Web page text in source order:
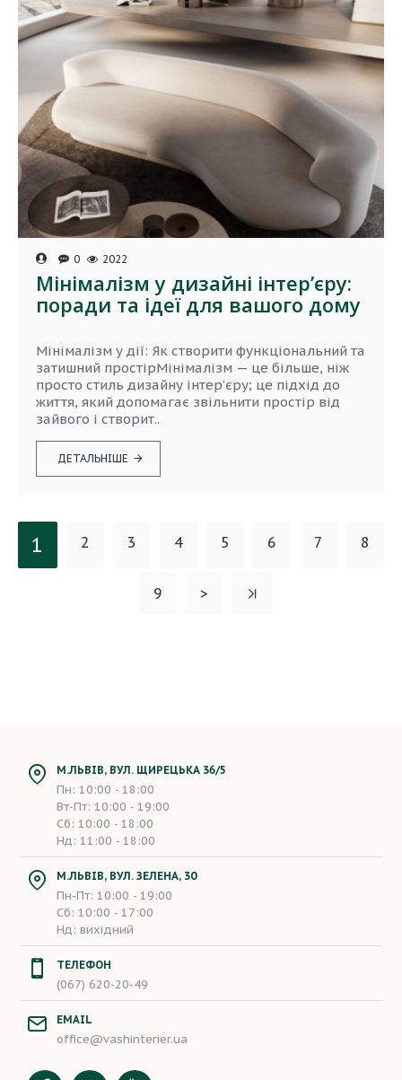
0 2022
Мінімалізм у дизайні інтер’єру:
поради та ідеї для вашого дому
Мінімалізм у дії: Як створити функціональний та
затишний простірМінімалізм — це більше, ніж
просто стиль дизайну інтер’єру; це підхід до
життя, який допомагає звільнити простір від
зайвого і створит..
ДЕТАЛЬНІШЕ
1 2 3 4 5 6 7 8
9 >
М.ЛЬВІВ, ВУЛ. ЩИРЕЦЬКА 36/5
Пн: 10:00 - 18:00
Вт-Пт: 10:00 - 19:00
Сб: 10:00 - 18:00
Нд: 11:00 - 18:00
М.ЛЬВІВ, ВУЛ. ЗЕЛЕНА, 30
Пн-Пт: 10:00 - 19:00
Сб: 10:00 - 17:00
Нд: вихідний
ТЕЛЕФОН
(067) 620-20-49
EMAIL
office@vashinterier.ua